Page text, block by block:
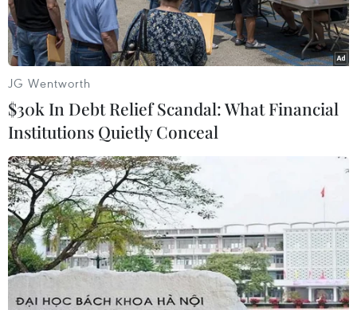
nhiên...
Ảnh minh họa. (Nguồn: Hùng Võ/Vietnam+)
Bộ trưởng Bộ Xây dựng Phạm Hồng Hà vừa có
văn bản trả lời chất vấn Đoàn Đại biểu Quốc hội
JG Wentworth
$30k In Debt Relief Scandal: What Financial
Institutions Quietly Conceal